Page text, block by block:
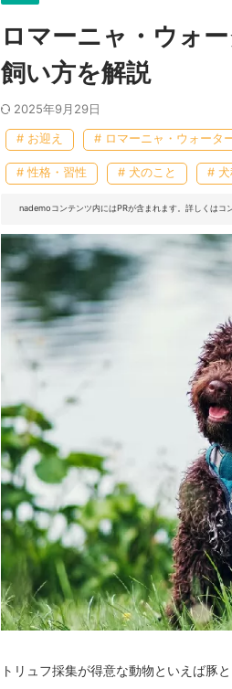
ロマーニャ・ウォ
飼い方を解説
2025年9月29日
# お迎え # ロマーニャ・ウォータ
# 性格・習性 # 犬のこと # 犬
nademoコンテンツ内にはPRが含まれます。詳しくはコ
トリュフ採集が得意な動物といえば豚